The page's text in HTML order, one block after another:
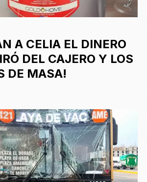
A CELIA EL DINERO
DEL CAJERO Y LOS
DE MASA!